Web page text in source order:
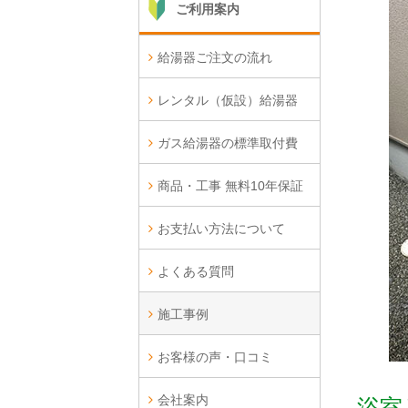
ご利用案内
給湯器ご注文の流れ
レンタル（仮設）給湯器
ガス給湯器の標準取付費
商品・工事 無料10年保証
お支払い方法について
よくある質問
施工事例
お客様の声・口コミ
会社案内